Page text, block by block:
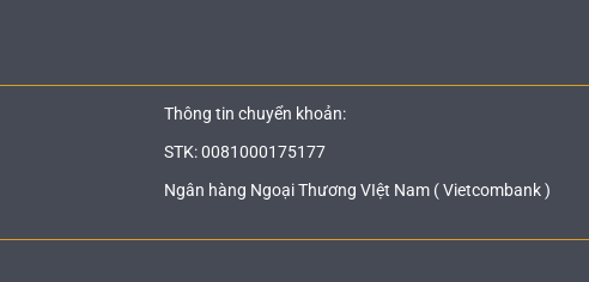
Thông tin chuyển khoản:
STK: 0081000175177
Ngân hàng Ngoại Thương VIệt Nam ( Vietcombank )